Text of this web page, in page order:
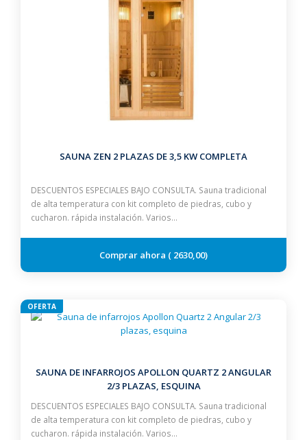
SAUNA ZEN 2 PLAZAS DE 3,5 KW COMPLETA
DESCUENTOS ESPECIALES BAJO CONSULTA. Sauna tradicional
de alta temperatura con kit completo de piedras, cubo y
cucharon. rápida instalación. Varios…
2630,00
OFERTA
SAUNA DE INFARROJOS APOLLON QUARTZ 2 ANGULAR
2/3 PLAZAS, ESQUINA
DESCUENTOS ESPECIALES BAJO CONSULTA. Sauna tradicional
de alta temperatura con kit completo de piedras, cubo y
cucharon. rápida instalación. Varios…